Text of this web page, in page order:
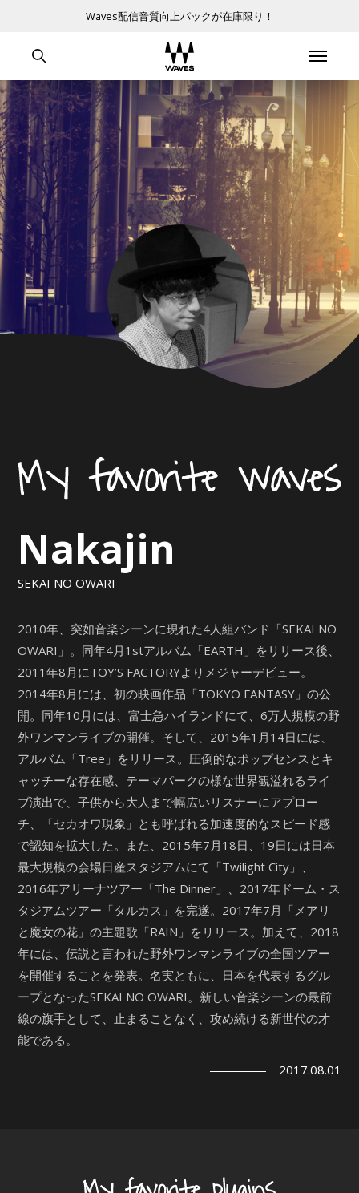
Waves配信音質向上パックが在庫限り！
Nakajin
SEKAI NO OWARI
2010年、突如音楽シーンに現れた4人組バンド「SEKAI NO
OWARI」。同年4月1stアルバム「EARTH」をリリース後、
2011年8月にTOY’S FACTORYよりメジャーデビュー。
2014年8月には、初の映画作品「TOKYO FANTASY」の公
開。同年10月には、富士急ハイランドにて、6万人規模の野
外ワンマンライブの開催。そして、2015年1月14日には、
アルバム「Tree」をリリース。圧倒的なポップセンスとキ
ャッチーな存在感、テーマパークの様な世界観溢れるライ
ブ演出で、子供から大人まで幅広いリスナーにアプロー
チ、「セカオワ現象」とも呼ばれる加速度的なスピード感
で認知を拡大した。また、2015年7月18日、19日には日本
最大規模の会場日産スタジアムにて「Twilight City」、
2016年アリーナツアー「The Dinner」、2017年ドーム・ス
タジアムツアー「タルカス」を完遂。2017年7月「メアリ
と魔女の花」の主題歌「RAIN」をリリース。加えて、2018
年には、伝説と言われた野外ワンマンライブの全国ツアー
を開催することを発表。名実ともに、日本を代表するグル
ープとなったSEKAI NO OWARI。新しい音楽シーンの最前
線の旗手として、止まることなく、攻め続ける新世代の才
能である。
2017.08.01